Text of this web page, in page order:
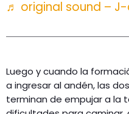
♬ original sound –
Luego y cuando la
a ingresar al andén, las
terminan de empujar a la